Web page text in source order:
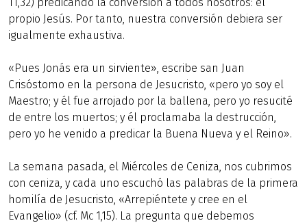
propio Jesús. Por tanto, nuestra conversión debiera ser
igualmente exhaustiva.
«Pues Jonás era un sirviente», escribe san Juan
Crisóstomo en la persona de Jesucristo, «pero yo soy el
Maestro; y él fue arrojado por la ballena, pero yo resucité
de entre los muertos; y él proclamaba la destrucción,
pero yo he venido a predicar la Buena Nueva y el Reino».
La semana pasada, el Miércoles de Ceniza, nos cubrimos
con ceniza, y cada uno escuchó las palabras de la primera
homilía de Jesucristo, «Arrepiéntete y cree en el
Evangelio» (cf. Mc 1,15). La pregunta que debemos